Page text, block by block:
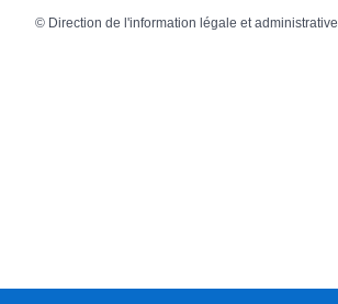
© Direction de l'information légale et administrative